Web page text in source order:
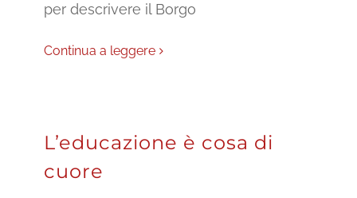
per descrivere il Borgo
Continua a leggere
L’educazione è cosa di
cuore